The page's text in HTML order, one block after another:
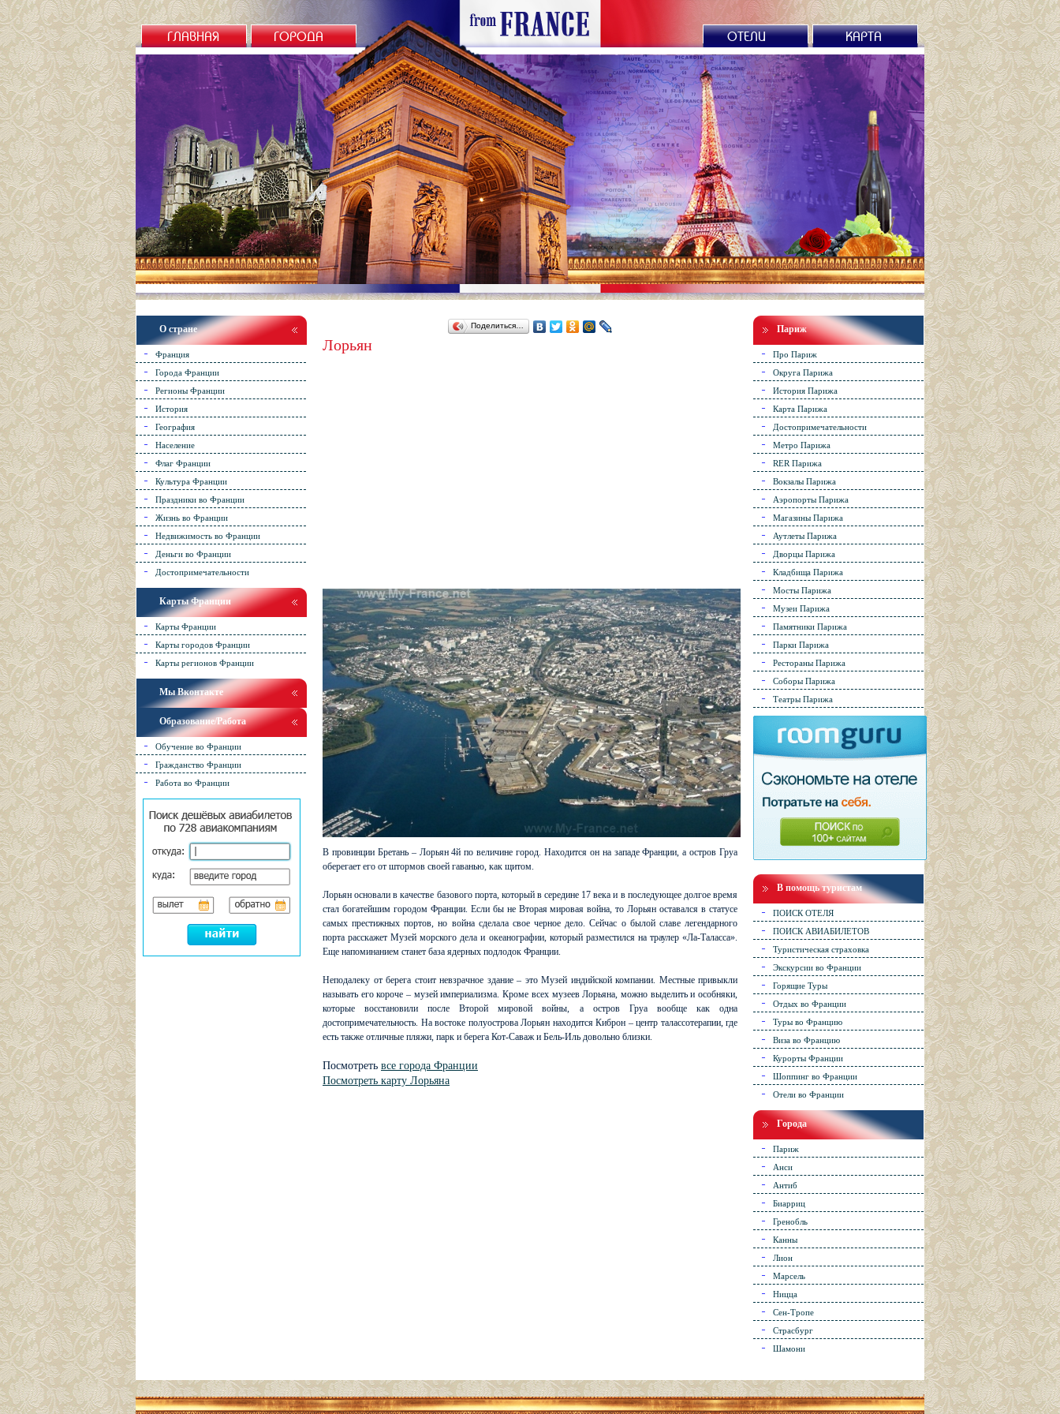
Поделиться…
Лорьян
В провинции Бретань – Лорьян 4й по величине город. Находится он на западе Франции, а остров Груа
оберегает его от штормов своей гаванью, как щитом.
Лорьян основали в качестве базового порта, который в середине 17 века и в последующее долгое время
стал богатейшим городом Франции. Если бы не Вторая мировая война, то Лорьян оставался в статусе
самых престижных портов, но война сделала свое черное дело. Сейчас о былой славе легендарного
порта расскажет Музей морского дела и океанографии, который разместился на траулер «Ла-Таласса».
Еще напоминанием станет база ядерных подлодок Франции.
Неподалеку от берега стоит невзрачное здание – это Музей индийской компании. Местные привыкли
называть его короче – музей империализма. Кроме всех музеев Лорьяна, можно выделить и особняки,
которые восстановили после Второй мировой войны, а остров Груа вообще как одна
достопримечательность. На востоке полуострова Лорьян находится Киброн – центр талассотерапии, где
есть также отличные пляжи, парк и берега Кот-Саваж и Бель-Иль довольно близки.
Посмотреть все города Франции
Посмотреть карту Лорьяна
Париж
Про Париж
Округа Парижа
История Парижа
Карта Парижа
Достопримечательности
Метро Парижа
RER Парижа
Вокзалы Парижа
Аэропорты Парижа
Магазины Парижа
Аутлеты Парижа
Дворцы Парижа
Кладбища Парижа
Мосты Парижа
Музеи Парижа
Памятники Парижа
Парки Парижа
Рестораны Парижа
Соборы Парижа
Театры Парижа
В помощь туристам
ПОИСК ОТЕЛЯ
ПОИСК АВИАБИЛЕТОВ
Туристическая страховка
Экскурсии во Франции
Горящие Туры
Отдых во Франции
Туры во Францию
Виза во Францию
Курорты Франции
Шоппинг во Франции
Отели во Франции
Города
Париж
Анси
Антиб
Биарриц
Гренобль
Канны
Лион
Марсель
Ницца
Сен-Тропе
Страсбург
Шамони
О стране
Франция
Города Франции
Регионы Франции
История
География
Население
Флаг Франции
Культура Франции
Праздники во Франции
Жизнь во Франции
Недвижимость во Франции
Деньги во Франции
Достопримечательности
Карты Франции
Карты Франции
Карты городов Франции
Карты регионов Франции
Мы Вконтакте
Образование/Работа
Обучение во Франции
Гражданство Франции
Работа во Франции
ГЛАВНАЯ ГОРОДА КАРТА
ОТЕЛИ